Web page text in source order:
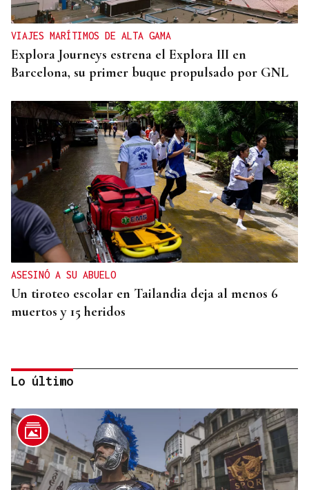
VIAJES MARÍTIMOS DE ALTA GAMA
Explora Journeys estrena el Explora III en
Barcelona, su primer buque propulsado por GNL
ASESINÓ A SU ABUELO
Un tiroteo escolar en Tailandia deja al menos 6
muertos y 15 heridos
Lo último